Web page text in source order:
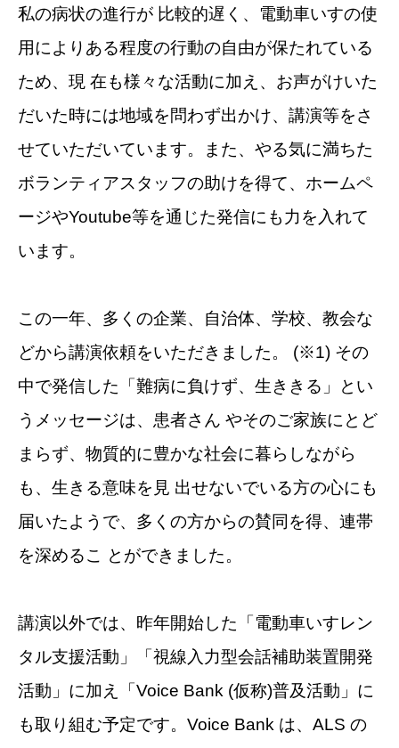
私の病状の進行が 比較的遅く、電動車いすの使
用によりある程度の行動の自由が保たれている
ため、現 在も様々な活動に加え、お声がけいた
だいた時には地域を問わず出かけ、講演等をさ
せていただいています。また、やる気に満ちた
ボランティアスタッフの助けを得て、ホームペ
ージやYoutube等を通じた発信にも力を入れて
います。
この一年、多くの企業、自治体、学校、教会な
どから講演依頼をいただきました。 (※1) その
中で発信した「難病に負けず、生ききる」とい
うメッセージは、患者さん やそのご家族にとど
まらず、物質的に豊かな社会に暮らしながら
も、生きる意味を見 出せないでいる方の心にも
届いたようで、多くの方からの賛同を得、連帯
を深めるこ とができました。
講演以外では、昨年開始した「電動車いすレン
タル支援活動」「視線入力型会話補助装置開発
活動」に加え「Voice Bank (仮称)普及活動」に
も取り組む予定です。Voice Bank は、ALS の